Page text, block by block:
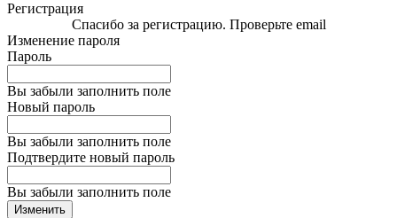
Регистрация
Спасибо за регистрацию. Проверьте email
Изменение пароля
Пароль
Вы забыли заполнить поле
Новый пароль
Вы забыли заполнить поле
Подтвердите новый пароль
Вы забыли заполнить поле
Изменить